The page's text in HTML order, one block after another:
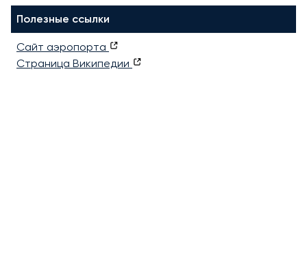
Полезные ссылки
Сайт аэропорта
Страница Википедии